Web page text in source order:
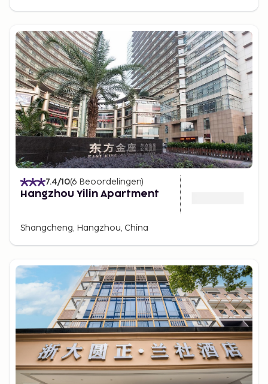
7.4/10(6 Beoordelingen)
Hangzhou Yilin Apartment
Shangcheng, Hangzhou, China